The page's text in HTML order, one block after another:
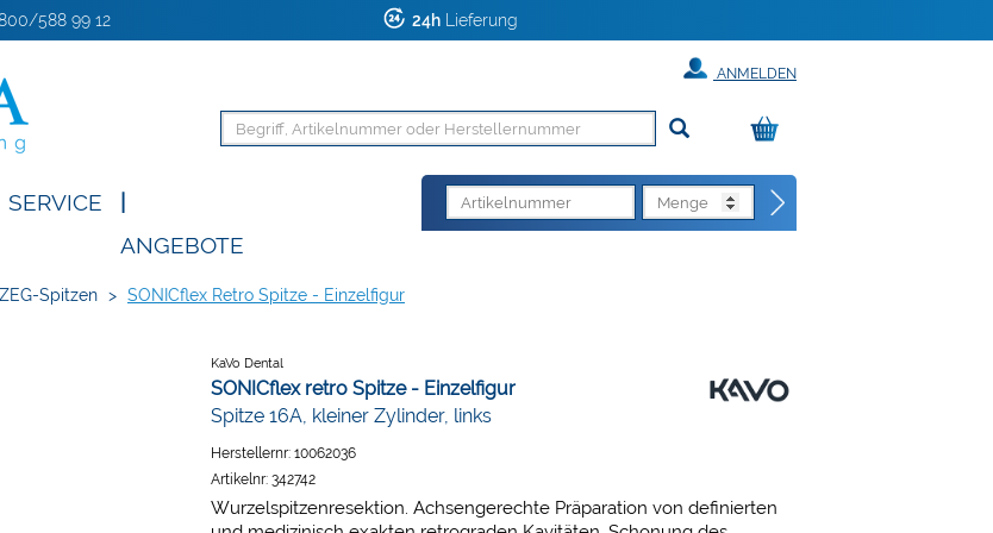
588 99 12 24h Lieferung
ANMELDEN
SERVICE
ANGEBOTE
Spitzen > SONICflex Retro Spitze - Einzelfigur
KaVo Dental
SONICflex retro Spitze - Einzelfigur
Spitze 16A, kleiner Zylinder, links
Herstellernr: 10062036
Artikelnr: 342742
Wurzelspitzenresektion. Achsengerechte Präparation von definierten